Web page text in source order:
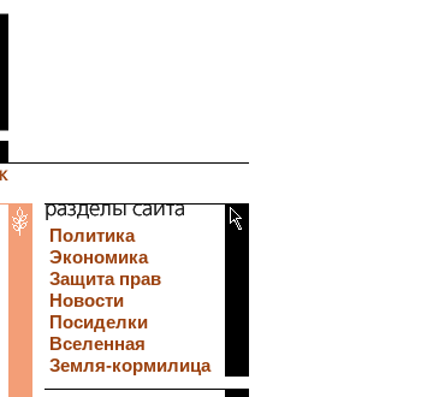
Политика
Экономика
Защита прав
Новости
Посиделки
Вселенная
Земля-кормилица